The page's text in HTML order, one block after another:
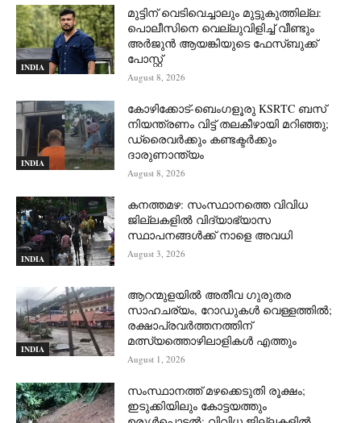
INDIA
മുട്ടിന് വെടിവെച്ചാലും മുട്ടുകുത്തില്ല:
പൊലീസിനെ വെല്ലുവിളിച്ച് വീണ്ടും
അർജുൻ ആയങ്കിയുടെ ഫേസ്ബുക്ക്
പോസ്റ്റ്
August 8, 2026
INDIA
കോഴിക്കോട്-ബെംഗളൂരു KSRTC ബസ്
നിയന്ത്രണം വിട്ട് തലകീഴായി മറിഞ്ഞു;
ഡ്രെെവർക്കും കണ്ടക്ടർക്കും
ദാരുണാന്ത്യം
August 8, 2026
INDIA
കനത്തമഴ: സംസ്ഥാനത്തെ വിവിധ
ജില്ലകളിൽ വിദ്യാഭ്യാസ
സ്ഥാപനങ്ങൾക്ക് നാളെ അവധി
August 3, 2026
INDIA
ആറന്മുളയില്‍ അതീവ ഗുരുതര
സാഹചര്യം, റോഡുകള്‍ വെള്ളത്തില്‍;
രക്ഷാപ്രവര്‍ത്തനത്തിന്
മത്സ്യത്തൊഴിലാളികള്‍ എത്തും
August 1, 2026
സംസ്ഥാനത്ത് മഴക്കെടുതി രൂക്ഷം;
ഇടുക്കിയിലും കോട്ടയത്തും